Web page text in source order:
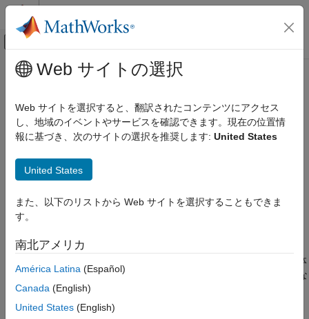
コンテンツへスキップ
オフキャンバス ナビゲーション メ
ドキュメンテーションのホーム
FPGA、ASIC、および SoC 開発
Fixed-Point Designer
固定小数点の指定
プログラミングとデータ型のための関数
項目一覧
構文
説明
例
メインコンテンツ
bitandreduce
ビット単位のAND 演算を実行してビットの連続スライスを削減
構文
c = bitandreduce(a, lidx)
c = bitandreduce(a, lidx, ridx)
説明
のビット セット全体
に対してビット単位の
演算を実行し、結果を語長 1 の符号な
し整数として返します。
Web サイトの選択
Web サイトを選択すると、翻訳されたコンテンツにアクセス
し、地域のイベントやサービスを確認できます。現在の位置情
報に基づき、次のサイトの選択を推奨します: United States
United States
また、以下のリストから Web サイトを選択することもできま
す。
南北アメリカ
América Latina (Español)
Canada (English)
United States (English)